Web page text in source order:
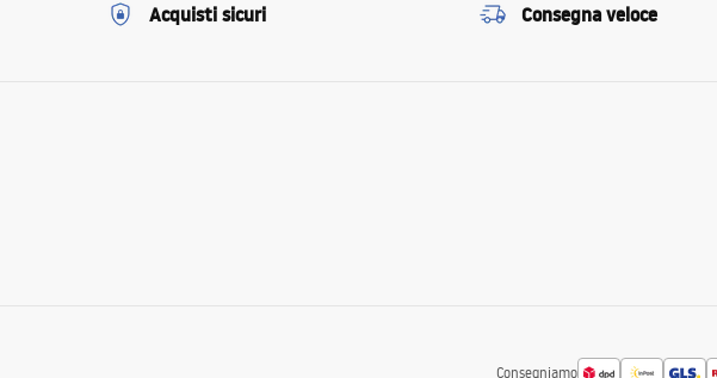
Acquisti sicuri Consegna veloce
Consegniamo